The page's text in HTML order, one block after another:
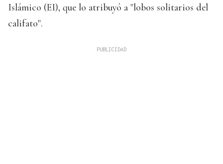
Islámico (EI), que lo atribuyó a "lobos solitarios del
califato".